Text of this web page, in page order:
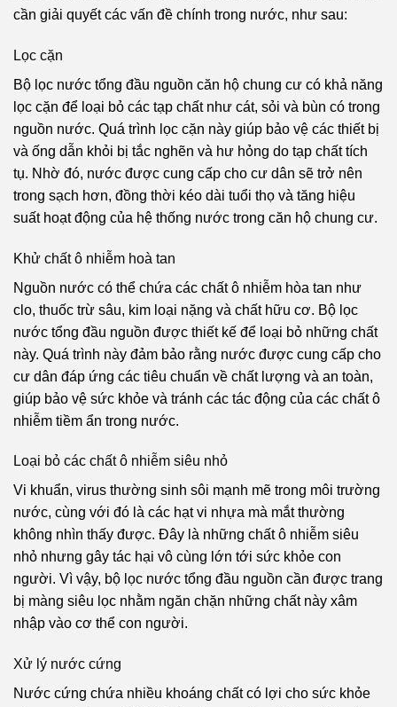
cần giải quyết các vấn đề chính trong nước, như sau:
Lọc cặn
Bộ lọc nước tổng đầu nguồn căn hộ chung cư có khả năng
lọc cặn để loại bỏ các tạp chất như cát, sỏi và bùn có trong
nguồn nước. Quá trình lọc cặn này giúp bảo vệ các thiết bị
và ống dẫn khỏi bị tắc nghẽn và hư hỏng do tạp chất tích
tụ. Nhờ đó, nước được cung cấp cho cư dân sẽ trở nên
trong sạch hơn, đồng thời kéo dài tuổi thọ và tăng hiệu
suất hoạt động của hệ thống nước trong căn hộ chung cư.
Khử chất ô nhiễm hoà tan
Nguồn nước có thể chứa các chất ô nhiễm hòa tan như
clo, thuốc trừ sâu, kim loại nặng và chất hữu cơ. Bộ lọc
nước tổng đầu nguồn được thiết kế để loại bỏ những chất
này. Quá trình này đảm bảo rằng nước được cung cấp cho
cư dân đáp ứng các tiêu chuẩn về chất lượng và an toàn,
giúp bảo vệ sức khỏe và tránh các tác động của các chất ô
nhiễm tiềm ẩn trong nước.
Loại bỏ các chất ô nhiễm siêu nhỏ
Vi khuẩn, virus thường sinh sôi mạnh mẽ trong môi trường
nước, cùng với đó là các hạt vi nhựa mà mắt thường
không nhìn thấy được. Đây là những chất ô nhiễm siêu
nhỏ nhưng gây tác hại vô cùng lớn tới sức khỏe con
người. Vì vậy, bộ lọc nước tổng đầu nguồn cần được trang
bị màng siêu lọc nhằm ngăn chặn những chất này xâm
nhập vào cơ thể con người.
Xử lý nước cứng
Nước cứng chứa nhiều khoáng chất có lợi cho sức khỏe